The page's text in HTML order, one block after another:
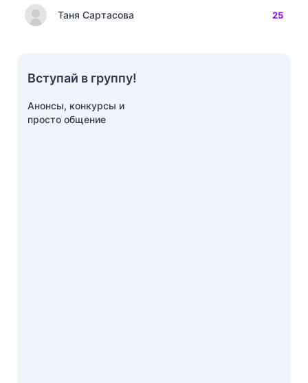
Таня Сартасова 25
Вступай в группу!
Анонсы, конкурсы и
просто общение